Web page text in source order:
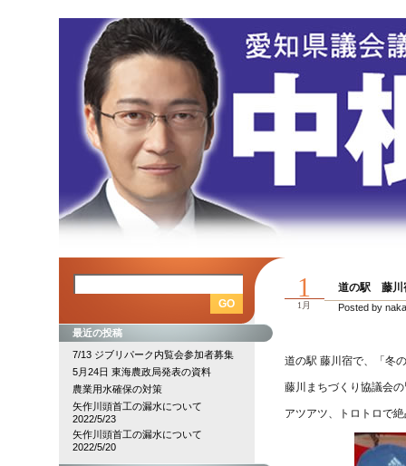
道の駅 藤川
Posted by
道の駅 藤川宿で、「冬
藤川まちづくり協議会
アツアツ、トロトロで
1
1月
最近の投稿
7/13 ジブリパーク内覧会参加者募集
5月24日 東海農政局発表の資料
農業用水確保の対策
矢作川頭首工の漏水について
2022/5/23
矢作川頭首工の漏水について
2022/5/20